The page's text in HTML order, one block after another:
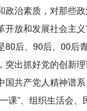
治素质，对那些
放和发展社会主
后、90后、00后
出抓好党的创新
共产党人精神谱
课”、组织生活会